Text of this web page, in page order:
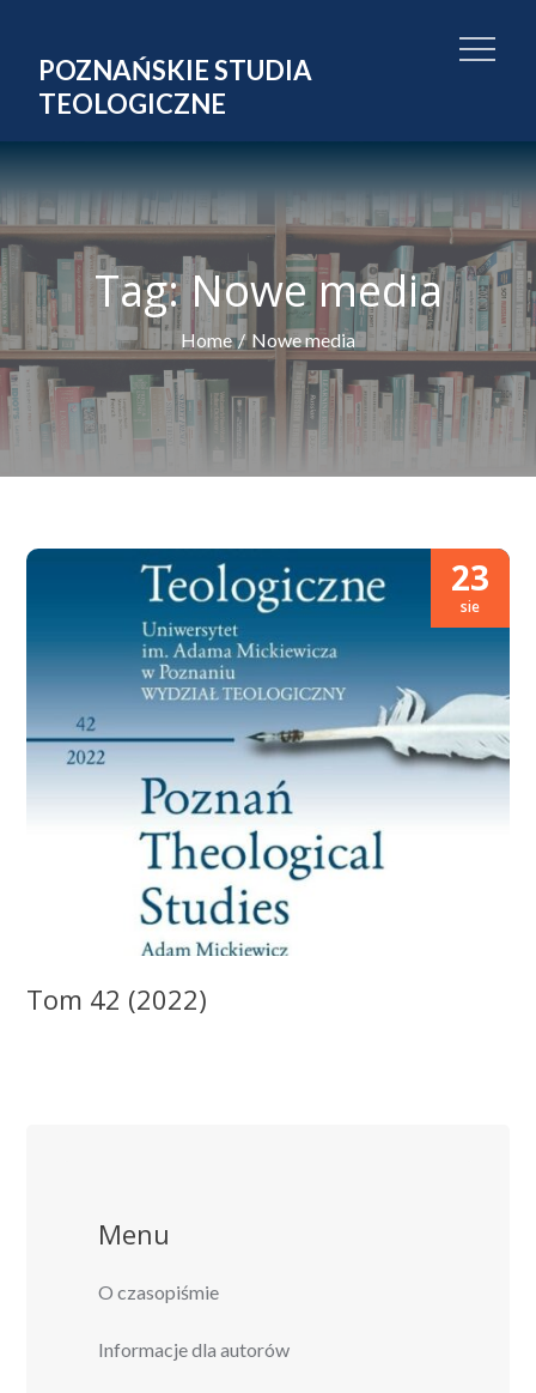
contentPOZNAŃSKIE STUDIA
TEOLOGICZNE
Tag:Nowe media
Home Nowe media
23
sie
Tom 42 (2022)
Menu
O czasopiśmie
Informacje dla autorów